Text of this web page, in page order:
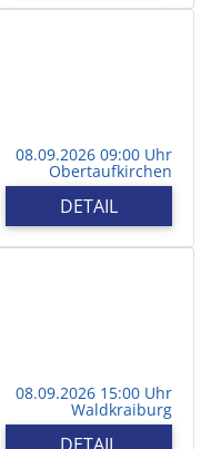
08.09.2026 09:00 Uhr
Obertaufkirchen
DETAIL
08.09.2026 15:00 Uhr
Waldkraiburg
DETAIL